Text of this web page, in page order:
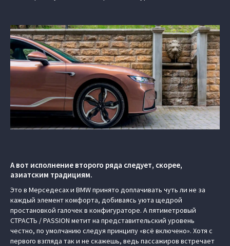
А вот исполнение второго ряда следует, скорее,
азиатским традициям.
Это в Мерседесах и BMW принято доплачивать чуть ли не за
каждый элемент комфорта, добиваясь уюта щедрой
простановкой галочек в конфигураторе. А пятиметровый
СТРАСТЬ / PASSION метит на представительский уровень
честно, по умолчанию следуя принципу «всё включено». Хотя с
первого взгляда так и не скажешь, ведь пассажиров встречает